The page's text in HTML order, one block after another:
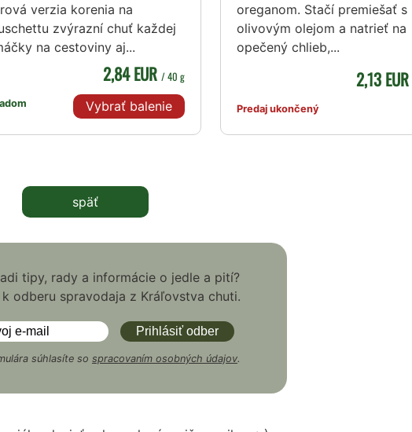
verzia korenia na
zvýrazní chuť každej
na cestoviny aj...
2,84 EUR / 40 g
Vybrať balenie
oreganom. Stačí premiešať s
olivovým olejom a natrieť na
opečený chlieb,...
Predaj ukončený
2,13 EUR
späť
tipy, rady a informácie o jedle a pití?
k odberu spravodaja z Kráľovstva chuti.
súhlasíte so spracovaním osobných údajov.